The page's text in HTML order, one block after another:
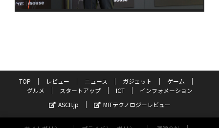
TOP レビュー ニュース ガジェット
ゲーム
グルメ
スタートアップ ICT
インフォメーション
ASCII.jp
MITテクノロジーレビュー